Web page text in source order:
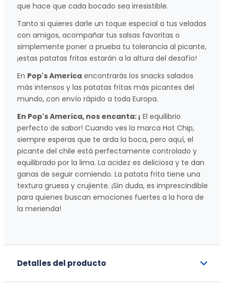
que hace que cada bocado sea irresistible.
Tanto si quieres darle un toque especial a tus veladas
con amigos, acompañar tus salsas favoritas o
simplemente poner a prueba tu tolerancia al picante,
¡estas patatas fritas estarán a la altura del desafío!
En Pop's America encontrarás los snacks salados
más intensos y las patatas fritas más picantes del
mundo, con envío rápido a toda Europa.
En Pop's America, nos encanta: ¡ El equilibrio
perfecto de sabor! Cuando ves la marca Hot Chip,
siempre esperas que te arda la boca, pero aquí, el
picante del chile está perfectamente controlado y
equilibrado por la lima. La acidez es deliciosa y te dan
ganas de seguir comiendo. La patata frita tiene una
textura gruesa y crujiente. ¡Sin duda, es imprescindible
para quienes buscan emociones fuertes a la hora de
la merienda!
Detalles del producto